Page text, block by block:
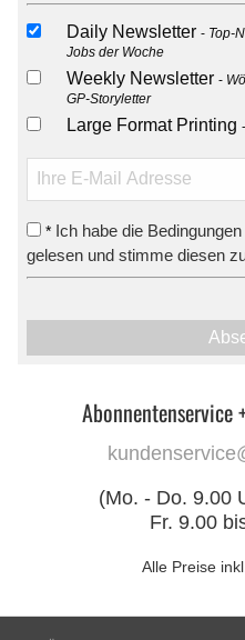
Daily Newsletter
Top-
Jobs der Woche
Weekly Newsletter
GP-Storyletter
Large Format Printing
* Ich habe die
gelesen und stimme diesen
(Mo. - Do. 9.00
Fr. 9.00
Alle Preise